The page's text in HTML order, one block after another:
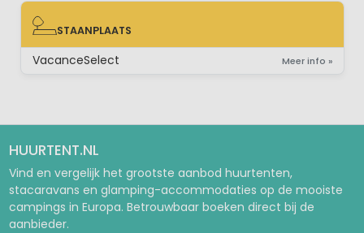
STAANPLAATS
STAANPLAATS
VacanceSelect Meer info »
HUURTENT.NL
Vind en vergelijk het grootste aanbod huurtenten,
stacaravans en glamping-accommodaties op de mooiste
campings in Europa. Betrouwbaar boeken direct bij de
aanbieder.